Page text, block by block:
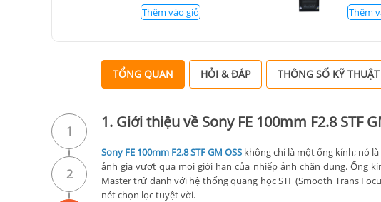
Thêm vào giỏ
Thêm
1
2
TỔNG QUAN HỎI & ĐÁP THÔNG SỐ KỸ THUẬT
1. Giới thiệu về Sony FE 100mm F2.8 STF
Sony FE 100mm F2.8 STF GM OSS không chỉ là một ống kính; nó
ảnh gia vượt qua mọi giới hạn của nhiếp ảnh chân dung. Ống
Master trứ danh với hệ thống quang học STF (Smooth Trans
nét chọn lọc tuyệt vời.